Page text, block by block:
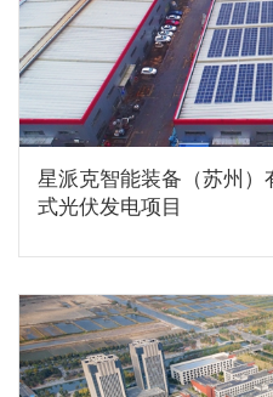
星派克智能装备（苏州
式光伏发电项目